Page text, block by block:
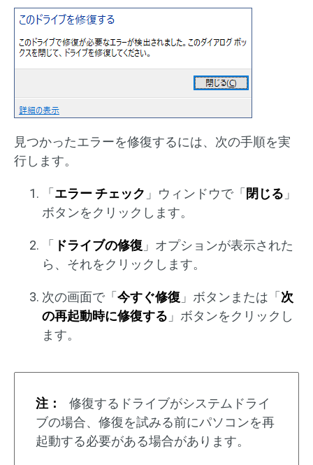
見つかったエラーを修復するには、次の手順を実
行します。
「エラー チェック 」ウィンドウで「閉じる 」
ボタンをクリックします。
「 ドライブの修復 」オプションが表示された
ら、それをクリックします。
次の画面で「今すぐ修復 」ボタンまたは「次
の再起動時に修復する 」ボタンをクリックし
ます。
注：
修復するドライブがシステムドライ
ブの場合、修復を試みる前にパソコンを再
起動する必要がある場合があります。